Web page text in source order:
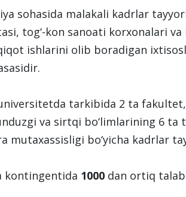
sohasida malakali kadrlar
tog‘-kon sanoati korxonalari
ishlarini olib boradigan
tarkibida 2 ta
va sirtqi bo‘limlarining 6 ta
mutaxassisligi bo‘yicha kadrlar
kontingentida 1000dan ortiq